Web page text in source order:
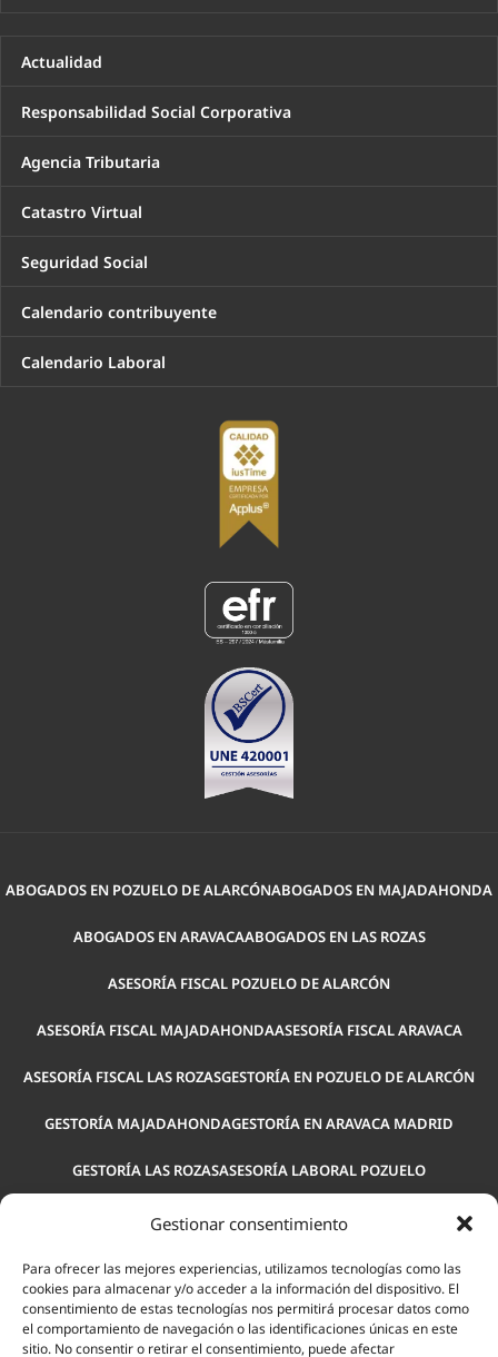
Gestionar consentimiento
Para ofrecer las mejores experiencias, utilizamos tecnologías como las
cookies para almacenar y/o acceder a la información del dispositivo. El
consentimiento de estas tecnologías nos permitirá procesar datos como
el comportamiento de navegación o las identificaciones únicas en este
sitio. No consentir o retirar el consentimiento, puede afectar
Actualidad
Responsabilidad Social Corporativa
Agencia Tributaria
Catastro Virtual
Seguridad Social
Calendario contribuyente
Calendario Laboral
ABOGADOS EN POZUELO DE ALARCÓNABOGADOS EN MAJADAHONDA
ABOGADOS EN ARAVACAABOGADOS EN LAS ROZAS
ASESORÍA FISCAL POZUELO DE ALARCÓN
ASESORÍA FISCAL MAJADAHONDAASESORÍA FISCAL ARAVACA
ASESORÍA FISCAL LAS ROZASGESTORÍA EN POZUELO DE ALARCÓN
GESTORÍA MAJADAHONDAGESTORÍA EN ARAVACA MADRID
GESTORÍA LAS ROZASASESORÍA LABORAL POZUELO
ASESORÍA LABORAL MAJADAHONDAASESORÍA LABORAL ARAVACA
ASESORÍA PARA EMPRESAS POZUELOASESORÍA LEGAL POZUELO
ASESORÍA LABORAL LAS ROZAS